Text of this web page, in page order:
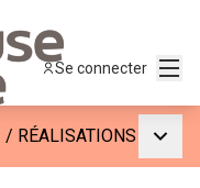
Se connecter
/ RÉALISATIONS